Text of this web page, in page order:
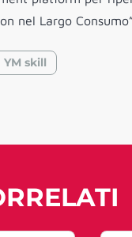
nel Largo
YM skill